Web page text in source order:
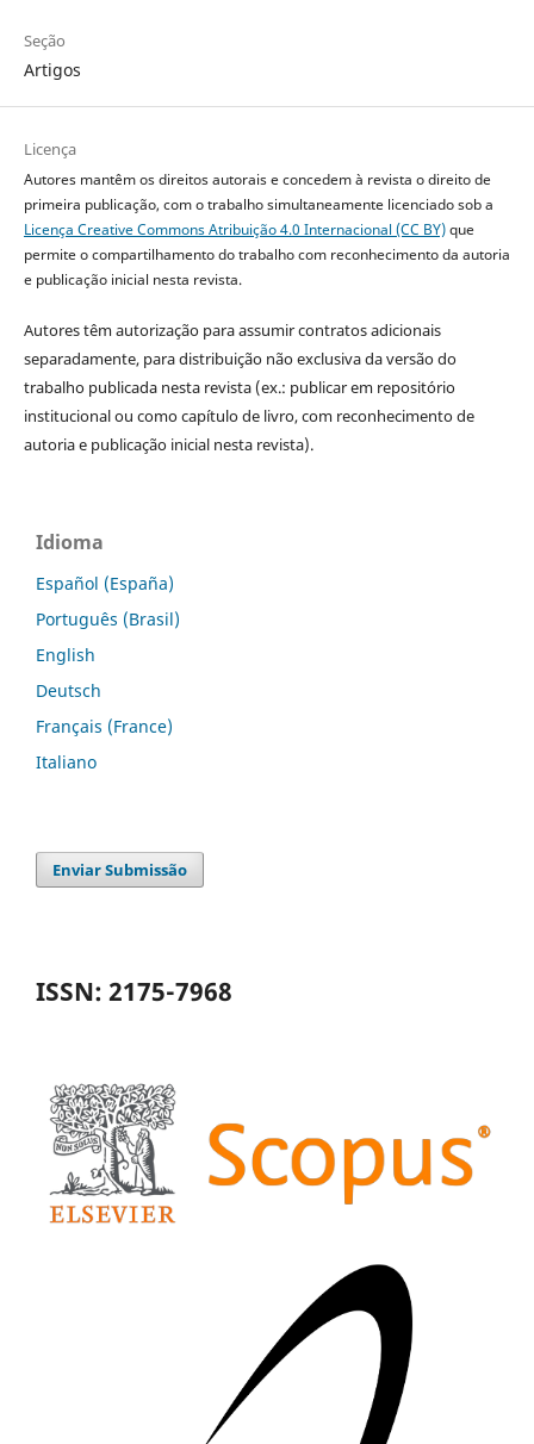
Seção
Artigos
Licença
Autores mantêm os direitos autorais e concedem à revista o direito de
primeira publicação, com o trabalho simultaneamente licenciado sob a
Licença Creative Commons Atribuição 4.0 Internacional (CC BY)que
permite o compartilhamento do trabalho com reconhecimento da autoria
e publicação inicial nesta revista.
Autores têm autorização para assumir contratos adicionais
separadamente, para distribuição não exclusiva da versão do
trabalho publicada nesta revista (ex.: publicar em repositório
institucional ou como capítulo de livro, com reconhecimento de
autoria e publicação inicial nesta revista).
Idioma
Español (España)
Português (Brasil)
English
Deutsch
Français (France)
Italiano
Enviar Submissão
ISSN: 2175-7968